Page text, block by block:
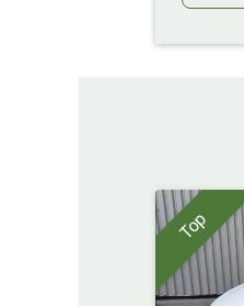
Top